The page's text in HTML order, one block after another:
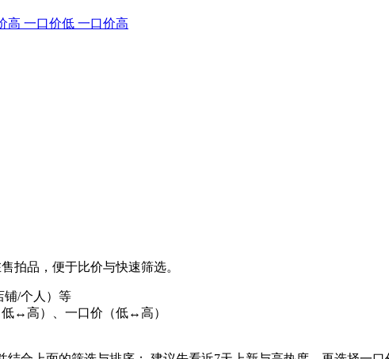
高 一口价低 一口价高
拍品，便于比价与快速筛选。
铺/个人）等
↔高）、一口价（低↔高）